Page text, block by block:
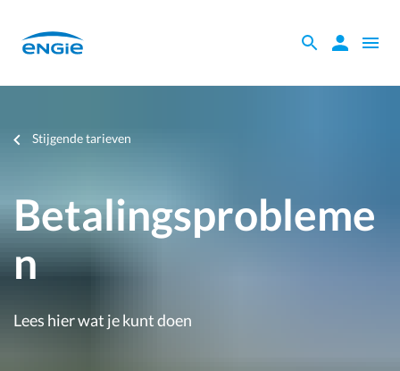
mainZoeken
de
Zoeken
Open
Je
Stijgende tarieven
Betalingsprobleme
n
Lees hier wat je kunt doen